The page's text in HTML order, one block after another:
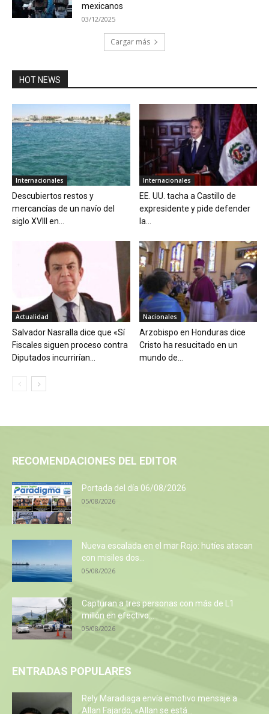
mexicanos
03/12/2025
Cargar más
HOT NEWS
Internacionales
Descubiertos restos y
mercancías de un navío del
siglo XVIII en...
Internacionales
EE. UU. tacha a Castillo de
expresidente y pide defender
la...
Actualidad
Salvador Nasralla dice que «Sí
Fiscales siguen proceso contra
Diputados incurrirían...
Nacionales
Arzobispo en Honduras dice
Cristo ha resucitado en un
mundo de...
RECOMENDACIONES DEL EDITOR
Portada del día 06/08/2026
05/08/2026
Nueva escalada en el mar Rojo: hutíes atacan
con misiles dos...
05/08/2026
Capturan a tres personas con más de L1
millón en efectivo...
05/08/2026
ENTRADAS POPULARES
Rely Maradiaga envía emotivo mensaje a
Allan Fajardo, «Allan se está...